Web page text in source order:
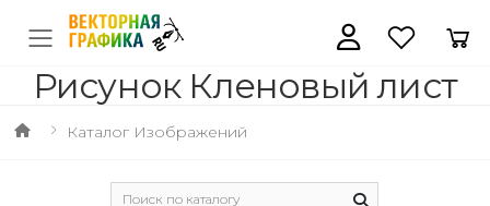
Рисунок Кленовый лист
Каталог Изображений